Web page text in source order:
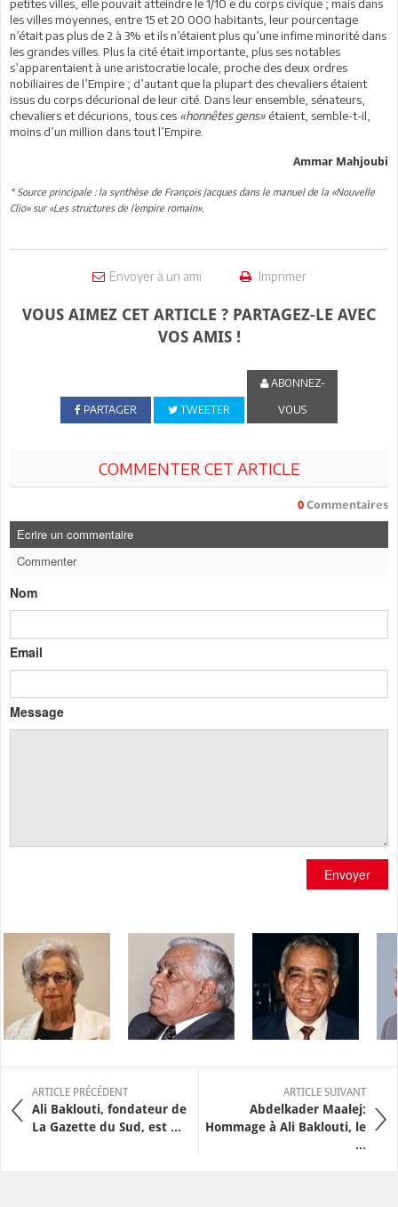
petites villes, elle pouvait atteindre le 1/10 e du corps civique ; mais dans
les villes moyennes, entre 15 et 20 000 habitants, leur pourcentage
n’était pas plus de 2 à 3% et ils n’étaient plus qu’une infime minorité dans
les grandes villes. Plus la cité était importante, plus ses notables
s’apparentaient à une aristocratie locale, proche des deux ordres
nobiliaires de l’Empire ; d’autant que la plupart des chevaliers étaient
issus du corps décurional de leur cité. Dans leur ensemble, sénateurs,
chevaliers et décurions, tous ces «honnêtes gens» étaient, semble-t-il,
moins d’un million dans tout l’Empire.
Ammar Mahjoubi
* Source principale : la synthèse de François Jacques dans le manuel de la «Nouvelle
Clio» sur «Les structures de l’empire romain».
Envoyer à un ami Imprimer
VOUS AIMEZ CET ARTICLE ? PARTAGEZ-LE AVEC
VOS AMIS !
PARTAGER TWEETER
ABONNEZ-
VOUS
COMMENTER CET ARTICLE
0 Commentaires
Ecrire un commentaire
Commenter
Nom
Email
Message
Envoyer
ARTICLE PRÉCÉDENT
Ali Baklouti, fondateur de
La Gazette du Sud, est ...
ARTICLE SUIVANT
Abdelkader Maalej:
Hommage à Ali Baklouti, le
...